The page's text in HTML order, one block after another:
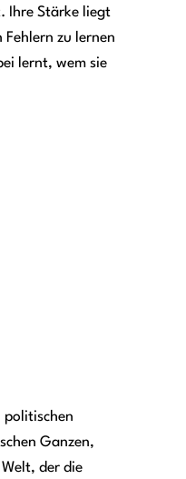
Ihre Stärke liegt
zu lernen
lernt, wem sie
politischen
Ganzen,
der die